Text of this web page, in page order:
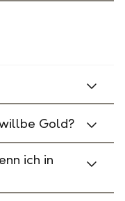
Gold?
ich in